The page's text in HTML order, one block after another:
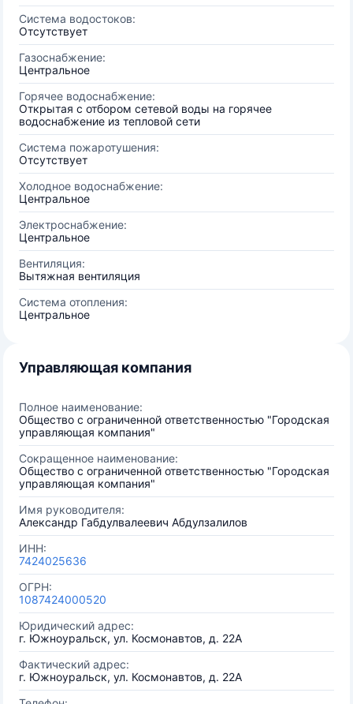
Система водостоков:
Отсутствует
Газоснабжение:
Центральное
Горячее водоснабжение:
Открытая с отбором сетевой воды на горячее
водоснабжение из тепловой сети
Система пожаротушения:
Отсутствует
Холодное водоснабжение:
Центральное
Электроснабжение:
Центральное
Вентиляция:
Вытяжная вентиляция
Система отопления:
Центральное
Управляющая компания
Полное наименование:
Общество с ограниченной ответственностью "Городская
управляющая компания"
Сокращенное наименование:
Общество с ограниченной ответственностью "Городская
управляющая компания"
Имя руководителя:
Александр Габдулвалеевич Абдулзалилов
ИНН:
7424025636
ОГРН:
1087424000520
Юридический адрес:
г. Южноуральск, ул. Космонавтов, д. 22А
Фактический адрес:
г. Южноуральск, ул. Космонавтов, д. 22А